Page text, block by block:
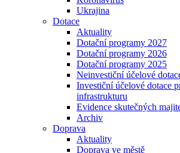
Ukrajina
Dotace
Aktuality
Dotační programy 2027
Dotační programy 2026
Dotační programy 2025
Neinvestiční účelové
Investiční účelové dotace
infrastrukturu
Evidence skutečných
Archiv
Doprava
Aktuality
Doprava ve městě